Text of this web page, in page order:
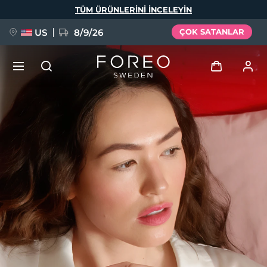
TÜM ÜRÜNLERINI INCELEYIN
US 8/9/26 ÇOK SATANLAR
Giriş
Kullanici profi̇li̇
Cihazlarım
Siparişlerim
Adresim
Aboneliklerim
FAQ™ Pure Beauty-Tech Elixir
BREAKING NEWS
issa™ Teeth Whitening Set
Dil Seçimi
English Deutsch
Español
Français
Português
Polski
Svenska
Русский
Türkçe
简体中文 繁體中文